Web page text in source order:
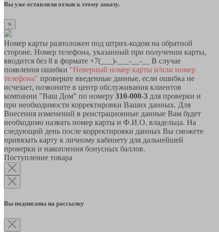
Вы уже оставляли отзыв к этому заказу.
×
Номер карты разположен под штрих-кодом на обратной
стороне. Номер телефона, указанный при получении карты,
вводится без 8 в формате +7(___)-___-__-__ В случае
появления ошибки "Неверный номер карты и/или номер
телефона" проверьте введенные данные, если ошибка не
исчезает, позвоните в центр обслуживания клиентов
компании "Ваш Дом" по номеру 310-000-3 для проверки и
при необходимости корректировки Ваших данных. Для
Внесения изменений в реистрационные данные Вам будет
необходимо назвать номер карты и Ф.И.О. владельца. На
следующий день после корректировки данных Вы сможете
привязать карту к личному кабинету для дальнейшей
проверки и накопления бонусных баллов.
Поступление товара
Вы подписаны на рассылку